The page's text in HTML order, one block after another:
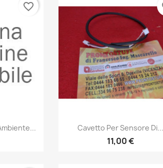
favorite_border
 Anteprima
Cavetto Per Sensore Di...
11,00 €